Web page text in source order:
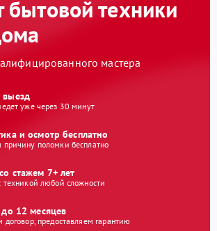
бытовой техники
мастера
уже через 30 минут
и осмотр бесплатно
поломки бесплатно
стажем 7+ лет
техникой любой сложности
до 12 месяцев
договор, предоставляем гарантию